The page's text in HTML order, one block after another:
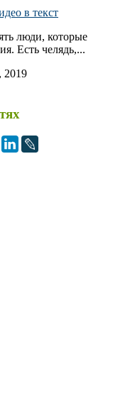
в текст
люди, которые
Есть челядь,...
2019